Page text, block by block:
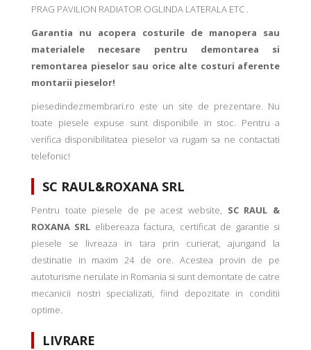
PRAG PAVILION RADIATOR OGLINDA LATERALA ETC .
Garantia nu acopera costurile de manopera sau
materialele necesare pentru demontarea si
remontarea pieselor sau orice alte costuri aferente
montarii pieselor!
piesedindezmembrari.ro este un site de prezentare. Nu
toate piesele expuse sunt disponibile in stoc. Pentru a
verifica disponibilitatea pieselor va rugam sa ne contactati
telefonic!
SC RAUL&ROXANA SRL
Pentru toate piesele de pe acest website, SC RAUL &
ROXANA SRL elibereaza factura, certificat de garantie si
piesele se livreaza in tara prin curierat, ajungand la
destinatie in maxim 24 de ore. Acestea provin de pe
autoturisme nerulate in Romania si sunt demontate de catre
mecanicii nostri specializati, fiind depozitate in conditii
optime.
LIVRARE